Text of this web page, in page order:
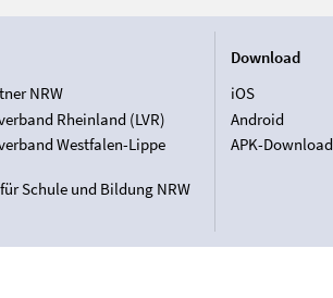
NRW
Rheinland (LVR)
Westfalen-Lippe
Schule und Bildung NRW
Download
iOS
Android
APK-Download